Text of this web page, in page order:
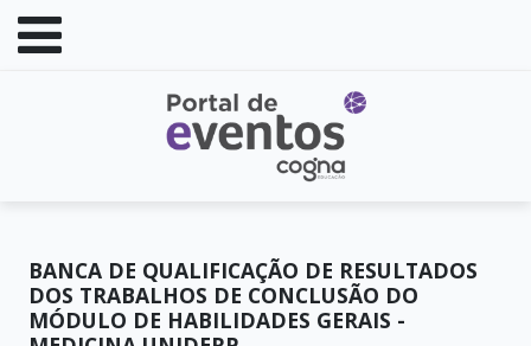
BANCA DE QUALIFICAÇÃO DE RESULTADOS
DOS TRABALHOS DE CONCLUSÃO DO
MÓDULO DE HABILIDADES GERAIS -